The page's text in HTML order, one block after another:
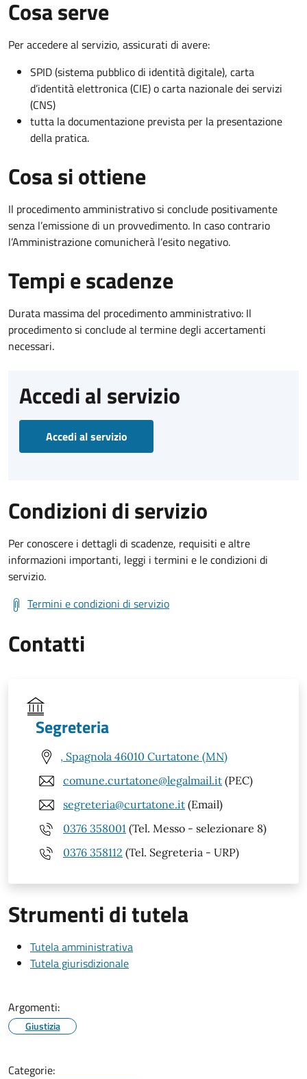
Cosa serve
Per accedere al servizio, assicurati di avere:
SPID (sistema pubblico di identità digitale), carta
d’identità elettronica (CIE) o carta nazionale dei servizi
(CNS)
tutta la documentazione prevista per la presentazione
della pratica.
Cosa si ottiene
Il procedimento amministrativo si conclude positivamente
senza l’emissione di un provvedimento. In caso contrario
l’Amministrazione comunicherà l’esito negativo.
Tempi e scadenze
Durata massima del procedimento amministrativo: Il
procedimento si conclude al termine degli accertamenti
necessari.
Accedi al servizio
Accedi al servizio
Condizioni di servizio
Per conoscere i dettagli di scadenze, requisiti e altre
informazioni importanti, leggi i termini e le condizioni di
servizio.
Termini e condizioni di servizio
Contatti
Segreteria
, Spagnola 46010 Curtatone (MN)
comune.curtatone@legalmail.it (PEC)
segreteria@curtatone.it (Email)
0376 358001 (Tel. Messo - selezionare 8)
0376 358112 (Tel. Segreteria - URP)
Strumenti di tutela
Tutela amministrativa
Tutela giurisdizionale
Argomenti:
Giustizia
Categorie: